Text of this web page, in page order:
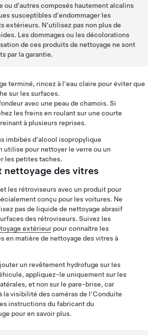
ou d'autres composés hautement alcalins
susceptibles d'endommager les
extérieurs. N'utilisez pas non plus de
Les dommages ou les décolorations
de ces produits de nettoyage ne sont
par la garantie.
terminé, rincez à l'eau claire pour éviter que
sur les surfaces.
avec une peau de chamois. Si
les freins en roulant sur une courte
à plusieurs reprises.
imbibés d'alcool isopropylique
utilise pour nettoyer le verre ou un
les petites taches.
nettoyage des vitres
les rétroviseurs avec un produit pour
conçu pour les voitures. Ne
pas de liquide de nettoyage abrasif
des rétroviseurs. Suivez les
extérieur pour connaître les
en matière de nettoyage des vitres à
un revêtement hydrofuge sur les
appliquez-le uniquement sur les
et non sur le pare-brise, car
la visibilité des caméras de l'Conduite
instructions du fabricant du
pour en savoir plus.